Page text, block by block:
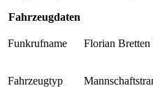
Fahrzeugdaten
Funkrufname Florian Bretten
Fahrzeugtyp